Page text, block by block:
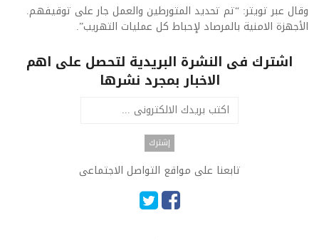
وقال عبر تويتر: “تم تحديد المتورطين والعمل جار على توقيفهم.
الأجهزة الامنية بالمرصاد لإحباط كل عمليات التهريب”.
اشترك فى النشرة البريدية لتحصل على اهم
الاخبار بمجرد نشرها
تابعنا على مواقع التواصل الاجتماعى